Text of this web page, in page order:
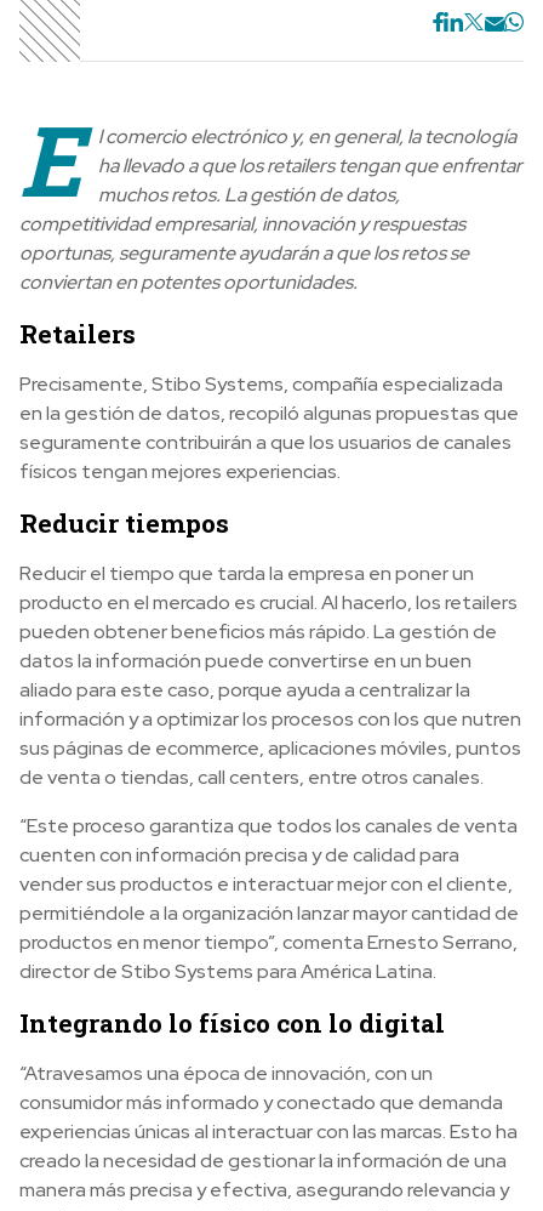
E
l comercio electrónico y, en general, la tecnología
ha llevado a que los retailers tengan que enfrentar
muchos retos. La gestión de datos,
competitividad empresarial, innovación y respuestas
oportunas, seguramente ayudarán a que los retos se
conviertan en potentes oportunidades.
Retailers
Precisamente, Stibo Systems, compañía especializada
en la gestión de datos, recopiló algunas propuestas que
seguramente contribuirán a que los usuarios de canales
físicos tengan mejores experiencias.
Reducir tiempos
Reducir el tiempo que tarda la empresa en poner un
producto en el mercado es crucial. Al hacerlo, los retailers
pueden obtener beneficios más rápido. La gestión de
datos la información puede convertirse en un buen
aliado para este caso, porque ayuda a centralizar la
información y a optimizar los procesos con los que nutren
sus páginas de ecommerce, aplicaciones móviles, puntos
de venta o tiendas, call centers, entre otros canales.
“Este proceso garantiza que todos los canales de venta
cuenten con información precisa y de calidad para
vender sus productos e interactuar mejor con el cliente,
permitiéndole a la organización lanzar mayor cantidad de
productos en menor tiempo”, comenta Ernesto Serrano,
director de Stibo Systems para América Latina.
Integrando lo físico con lo digital
“Atravesamos una época de innovación, con un
consumidor más informado y conectado que demanda
experiencias únicas al interactuar con las marcas. Esto ha
creado la necesidad de gestionar la información de una
manera más precisa y efectiva, asegurando relevancia y